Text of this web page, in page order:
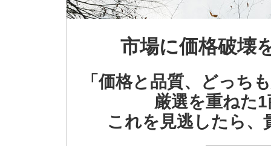
市場に価格破壊
「価格と品質、どっち
厳選を重ねた
これを見逃したら、